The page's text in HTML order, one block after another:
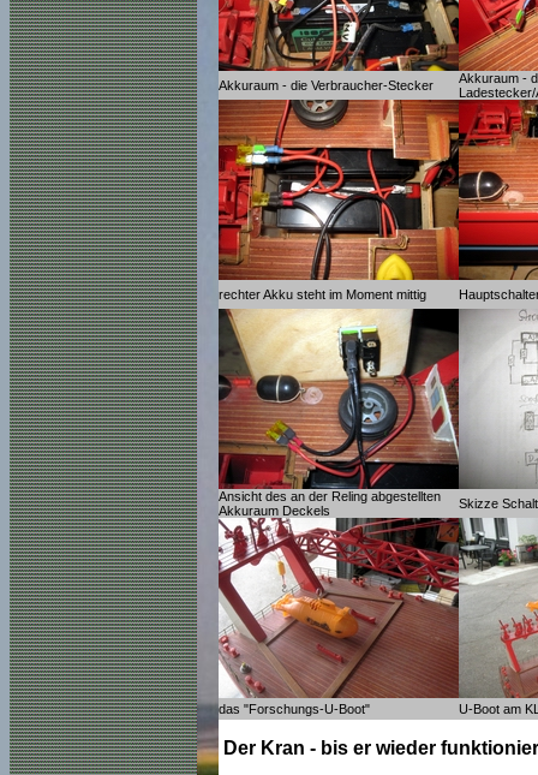
Akkuraum - die Verbraucher-Stecker
Akkuraum -
rechter Akku steht im Moment mittig
Ansicht des an der Reling abgestellten
Akkuraum Deckels
Skizze
das "Forschungs-U-Boot" U-Boot am
Der Kran - bis er wieder